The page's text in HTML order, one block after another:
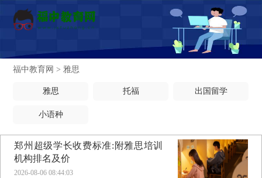
福中教育网 >雅思
雅思 托福 出国留学
小语种
郑州超级学长收费标准:附雅思培训
机构排名及价
2026-08-06 08:44:03